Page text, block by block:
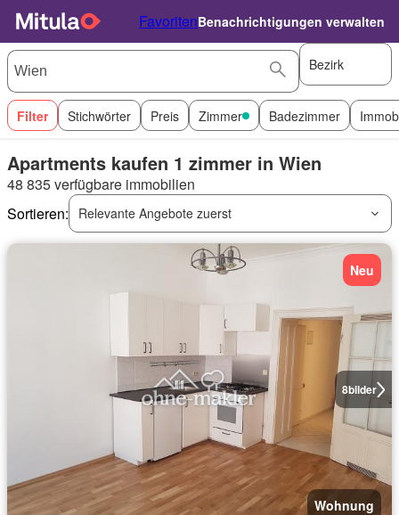
FavoritenBenachrichtigungen verwalten
Bezirk
Filter Stichwörter Preis Zimmer Badezimmer
Apartments kaufen 1 zimmer in Wien
48 835 verfügbare immobilien
Sortieren:
Relevante Angebote zuerst
8bilder
Neu
Wohnung